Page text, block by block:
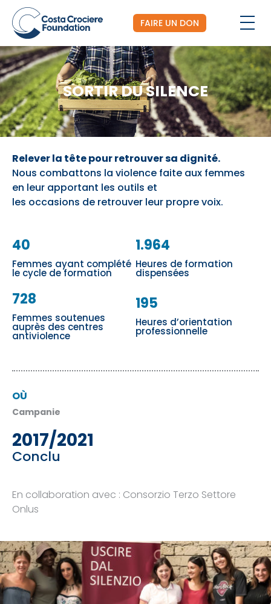
FAIRE UN DON
SORTIR DU SILENCE
Relever la tête pour retrouver sa dignité.
Nous combattons la violence faite aux femmes
en leur apportant les outils et
les occasions de retrouver leur propre voix.
40
Femmes ayant complété
le cycle de formation
1.964
Heures de formation
dispensées
728
Femmes soutenues
auprès des centres
antiviolence
195
Heures d’orientation
professionnelle
OÙ
Campanie
2017/2021
Conclu
En collaboration avec : Consorzio Terzo Settore
Onlus